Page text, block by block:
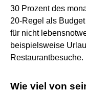
30 Prozent des
20-Regel als
für nicht
beispielsweise
Restaurantbesuche.
Wie viel von